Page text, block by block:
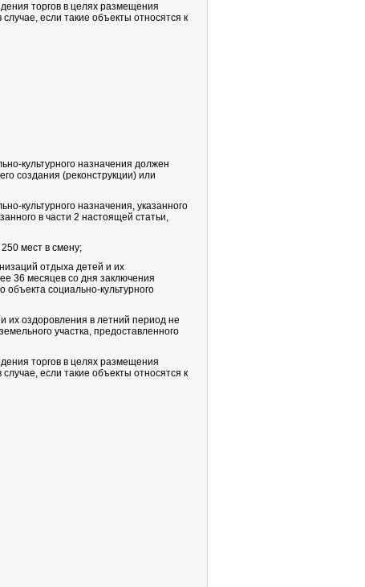
торгов в целях размещения
если такие объекты относятся к
культурного назначения должен
создания (реконструкции) или
культурного назначения, указанного
в части 2 настоящей статьи,
мест в смену;
отдыха детей и их
36 месяцев со дня заключения
объекта социально-культурного
их оздоровления в летний период не
участка, предоставленного
торгов в целях размещения
если такие объекты относятся к